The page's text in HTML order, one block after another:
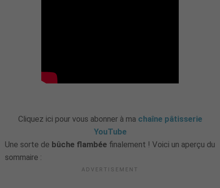
Cliquez ici pour vous abonner à ma chaîne pâtisserie
YouTube
Une sorte de bûche flambée finalement ! Voici un aperçu du
sommaire :